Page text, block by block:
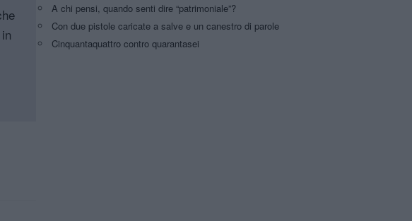
A chi pensi, quando senti dire “patrimoniale”?
Con due pistole caricate a salve e un canestro di parole
Cinquantaquattro contro quarantasei